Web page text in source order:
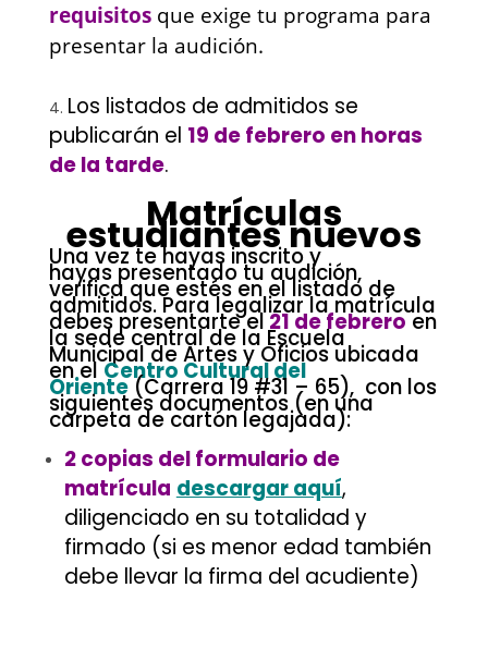
requisitosque exige tu programa para
presentar la audición.
Los listados de admitidos se
publicarán el 19 de febrero en horas
de la tarde.
Matrículas
estudiantes nuevos
Una vez te hayas inscrito y
hayas presentado tu audición,
verifica que estés en el listado de
admitidos. Para legalizar la matrícula
debes presentarte el21 de febreroen
la sede central de la Escuela
Municipal de Artes y Oficios ubicada
en el Centro Cultural del
Oriente(Carrera 19 #31 – 65), con los
siguientes documentos (en una
carpeta de cartón legajada):
2 copias del formulario de
matrícula descargar aquí,
diligenciado en su totalidad y
firmado (si es menor edad también
debe llevar la firma del acudiente)